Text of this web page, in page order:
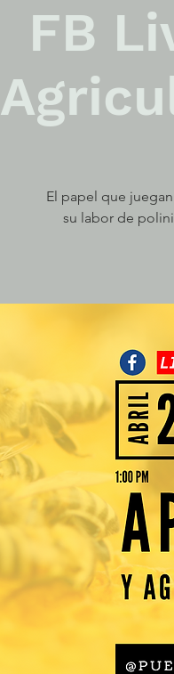
FB
El papel que
su labor de